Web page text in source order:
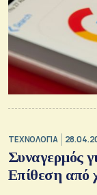
ΤΕΧΝΟΛΟΓΙΑ
Συναγερμός
Επίθεση από